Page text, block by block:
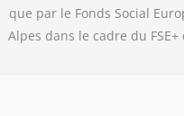
que par le Fonds Social
Alpes dans le cadre du